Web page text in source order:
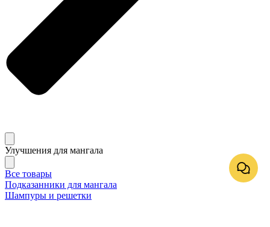
Улучшения для мангала
Все товары
Подказанники для мангала
Шампуры и решетки